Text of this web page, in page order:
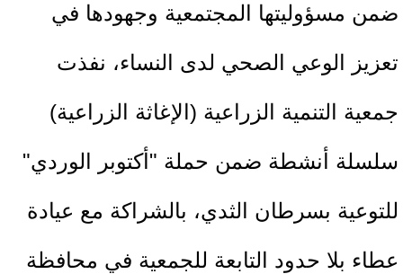
ضمن مسؤوليتها المجتمعية وجهودها في
تعزيز الوعي الصحي لدى النساء، نفذت
جمعية التنمية الزراعية (الإغاثة الزراعية)
سلسلة أنشطة ضمن حملة "أكتوبر الوردي"
للتوعية بسرطان الثدي، بالشراكة مع عيادة
عطاء بلا حدود التابعة للجمعية في محافظة